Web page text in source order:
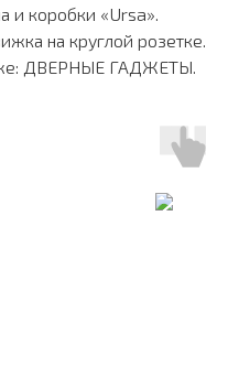
и коробки «Ursa».
на круглой розетке.
ДВЕРНЫЕ ГАДЖЕТЫ.